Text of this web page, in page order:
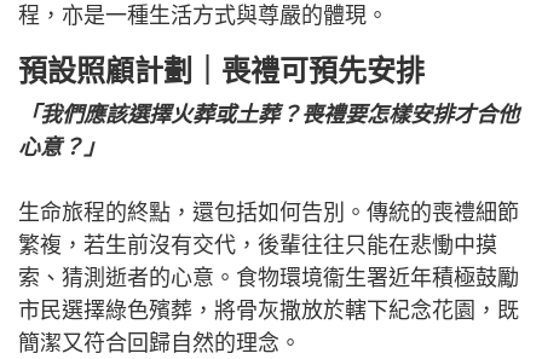
程，亦是一種生活方式與尊嚴的體現。
預設照顧計劃｜ 喪禮可預先安排
「我們應該選擇火葬或土葬？喪禮要怎樣安排才合他
心意？」
生命旅程的終點，還包括如何告別。傳統的喪禮細節
繁複，若生前沒有交代，後輩往往只能在悲慟中摸
索、猜測逝者的心意。食物環境衞生署近年積極鼓勵
市民選擇綠色殯葬，將骨灰撒放於轄下紀念花園，既
簡潔又符合回歸自然的理念。